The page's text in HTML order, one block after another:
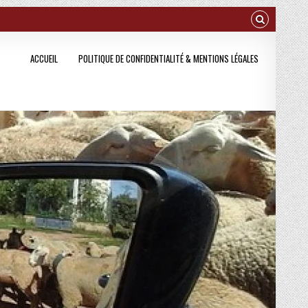
ACCUEIL POLITIQUE DE CONFIDENTIALITÉ & MENTIONS LÉGALES